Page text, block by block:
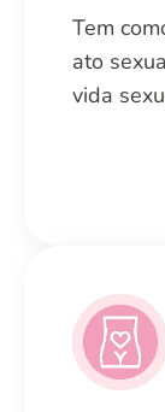
Tem
ato
vida
Tem
ato
vida